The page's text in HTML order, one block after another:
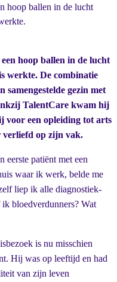
hoop ballen in de lucht
hoop ballen in de lucht
werkte. De combinatie
samengestelde gezin met
TalentCare kwam hij
voor een opleiding tot arts
verliefd op zijn vak.
eerste patiënt met een
waar ik werk, belde me
liep ik alle diagnostiek-
bloedverdunners? Wat
is nu misschien
Hij was op leeftijd en had
van zijn leven